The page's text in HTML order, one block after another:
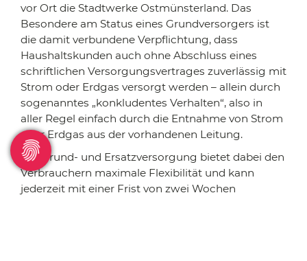
vor Ort die Stadtwerke Ostmünsterland. Das
Besondere am Status eines Grundversorgers ist
die damit verbundene Verpflichtung, dass
Haushaltskunden auch ohne Abschluss eines
schriftlichen Versorgungsvertrages zuverlässig mit
Strom oder Erdgas versorgt werden – allein durch
sogenanntes „konkludentes Verhalten“, also in
aller Regel einfach durch die Entnahme von Strom
oder Erdgas aus der vorhandenen Leitung.
Die Grund- und Ersatzversorgung bietet dabei den
Verbrauchern maximale Flexibilität und kann
jederzeit mit einer Frist von zwei Wochen